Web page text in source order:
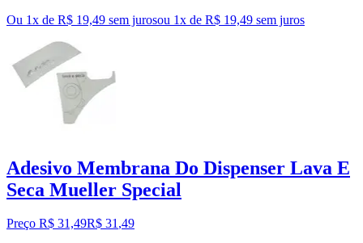
Ou 1x de R$ 19,49 sem jurosou 1x de R$ 19,49 sem juros
Adesivo Membrana Do Dispenser Lava E
Seca Mueller Special
Preço R$ 31,49R$ 31,49